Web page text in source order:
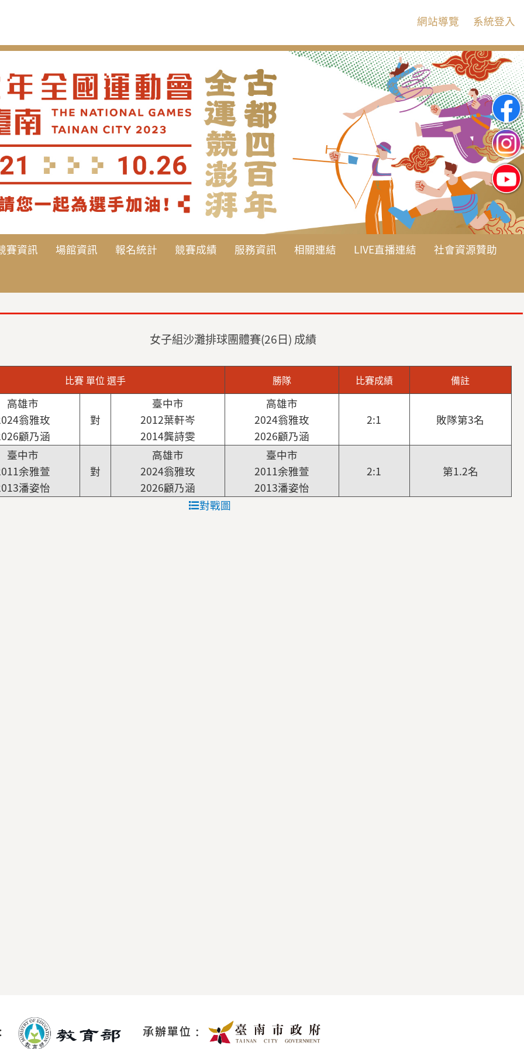
網站導覽 系統登入
賽資訊 場館資訊 報名統計 競賽成績 服務資訊 相關連結 LIVE直播連結 社會資源贊助
女子組沙灘排球團體賽(26日) 成績
比賽 單位 選手 勝隊 比賽成績 備註
高雄市
翁雅玫
顧乃涵
對
臺中市
2012葉軒岑
2014龔詩雯
高雄市
2024翁雅玫
2026顧乃涵
2:1 敗隊第3名
臺中市
余雅萱
潘姿怡
對
高雄市
2024翁雅玫
2026顧乃涵
臺中市
2011余雅萱
2013潘姿怡
2:1 第1.2名
對戰圖